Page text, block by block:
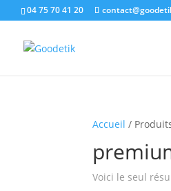
04 75 70 41 20
Accueil /
Voici le seul